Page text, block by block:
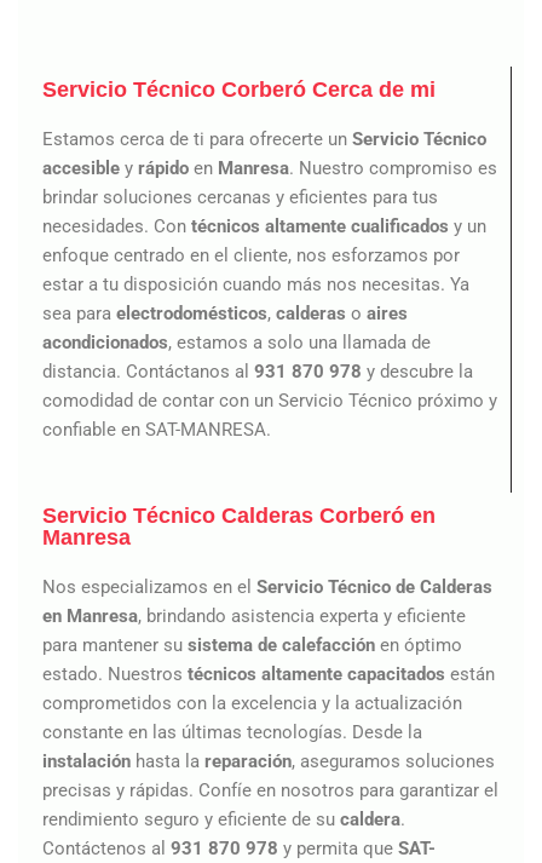
Servicio Técnico Corberó Cerca de mi
Estamos cerca de ti para ofrecerte un Servicio Técnico
accesible y rápido en Manresa. Nuestro compromiso es
brindar soluciones cercanas y eficientes para tus
necesidades. Con técnicos altamente cualificados y un
enfoque centrado en el cliente, nos esforzamos por
estar a tu disposición cuando más nos necesitas. Ya
sea para electrodomésticos, calderas o aires
acondicionados, estamos a solo una llamada de
distancia. Contáctanos al 931 870 978 y descubre la
comodidad de contar con un Servicio Técnico próximo y
confiable en SAT-MANRESA.
Servicio Técnico Calderas Corberó en
Manresa
Nos especializamos en el Servicio Técnico de Calderas
en Manresa, brindando asistencia experta y eficiente
para mantener su sistema de calefacción en óptimo
estado. Nuestros técnicos altamente capacitados están
comprometidos con la excelencia y la actualización
constante en las últimas tecnologías. Desde la
instalación hasta la reparación, aseguramos soluciones
precisas y rápidas. Confíe en nosotros para garantizar el
rendimiento seguro y eficiente de su caldera.
Contáctenos al 931 870 978 y permita que SAT-